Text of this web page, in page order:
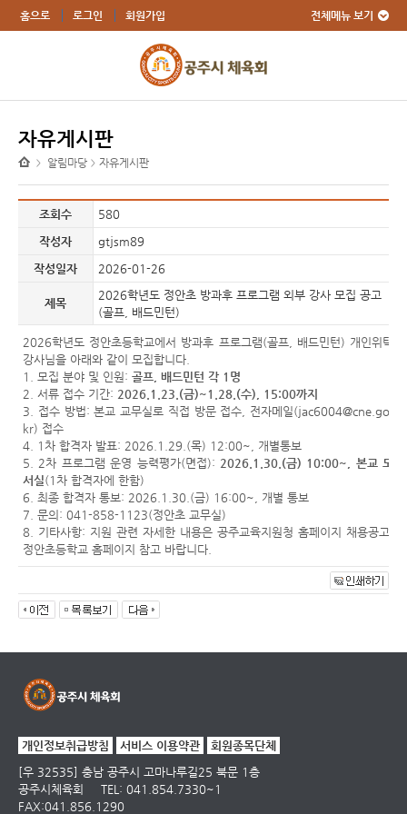
홈으로 로그인 회원가입 전체메뉴 보기
자유게시판
> 알림마당 > 자유게시판
조회수
580
작성자
gtjsm89
작성일자
2026-01-26
제목
2026학년도 정안초 방과후 프로그램 외부 강사 모집 공고
(골프, 배드민턴)
2026학년도 정안초등학교에서 방과후 프로그램(골프, 배드민턴) 개인위탁
강사님을 아래와 같이 모집합니다.
1. 모집 분야 및 인원: 골프, 배드민턴 각 1명
2. 서류 접수 기간: 2026.1.23.(금)~1.28.(수), 15:00까지
3. 접수 방법: 본교 교무실로 직접 방문 접수, 전자메일(jac6004@cne.go.
kr) 접수
4. 1차 합격자 발표: 2026.1.29.(목) 12:00~, 개별통보
5. 2차 프로그램 운영 능력평가(면접): 2026.1.30.(금) 10:00~, 본교 도
서실(1차 합격자에 한함)
6. 최종 합격자 통보: 2026.1.30.(금) 16:00~, 개별 통보
7. 문의: 041-858-1123(정안초 교무실)
8. 기타사항: 지원 관련 자세한 내용은 공주교육지원청 홈페이지 채용공고,
정안초등학교 홈페이지 참고 바랍니다.
개인정보취급방침 서비스 이용약관
회원종목단체
[우 32535] 충남 공주시 고마나루길25 북문 1층
공주시체육회
TEL: 041.854.7330~1
FAX:041.856.1290